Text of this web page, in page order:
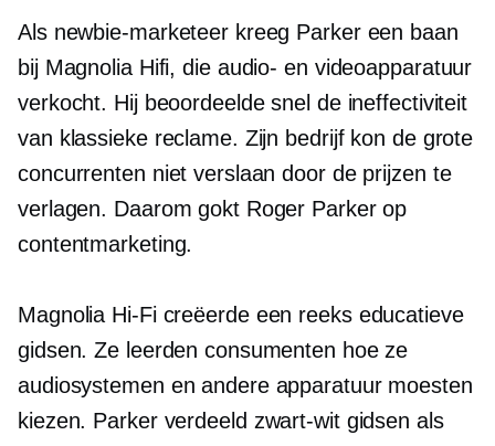
Als newbie-marketeer kreeg Parker een baan
bij Magnolia Hifi, die audio- en videoapparatuur
verkocht. Hij beoordeelde snel de ineffectiviteit
van klassieke reclame. Zijn bedrijf kon de grote
concurrenten niet verslaan door de prijzen te
verlagen. Daarom gokt Roger Parker op
contentmarketing.
Magnolia Hi-Ficreëerde een reeks educatieve
gidsen. Ze leerden consumenten hoe ze
audiosystemen en andere apparatuur moesten
kiezen. Parker verdeeld zwart-witgidsen als